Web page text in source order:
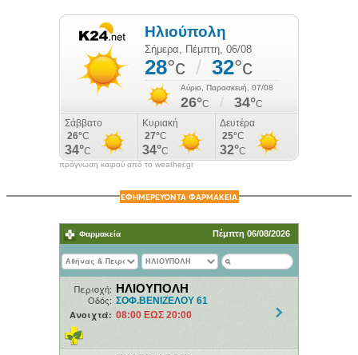
πρόγνωση καιρού από το weather.gr
ΕΦΗΜΕΡΕΥΟΝΤΑ ΦΑΡΜΑΚΕΙΑ